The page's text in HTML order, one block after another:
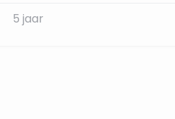
5 jaar